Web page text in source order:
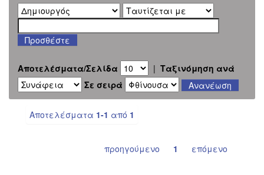
Αποτελέσματα/Σελίδα | Ταξινόμηση ανά
Σε σειρά
Αποτελέσματα 1-1 από 1
προηγούμενο 1 επόμενο